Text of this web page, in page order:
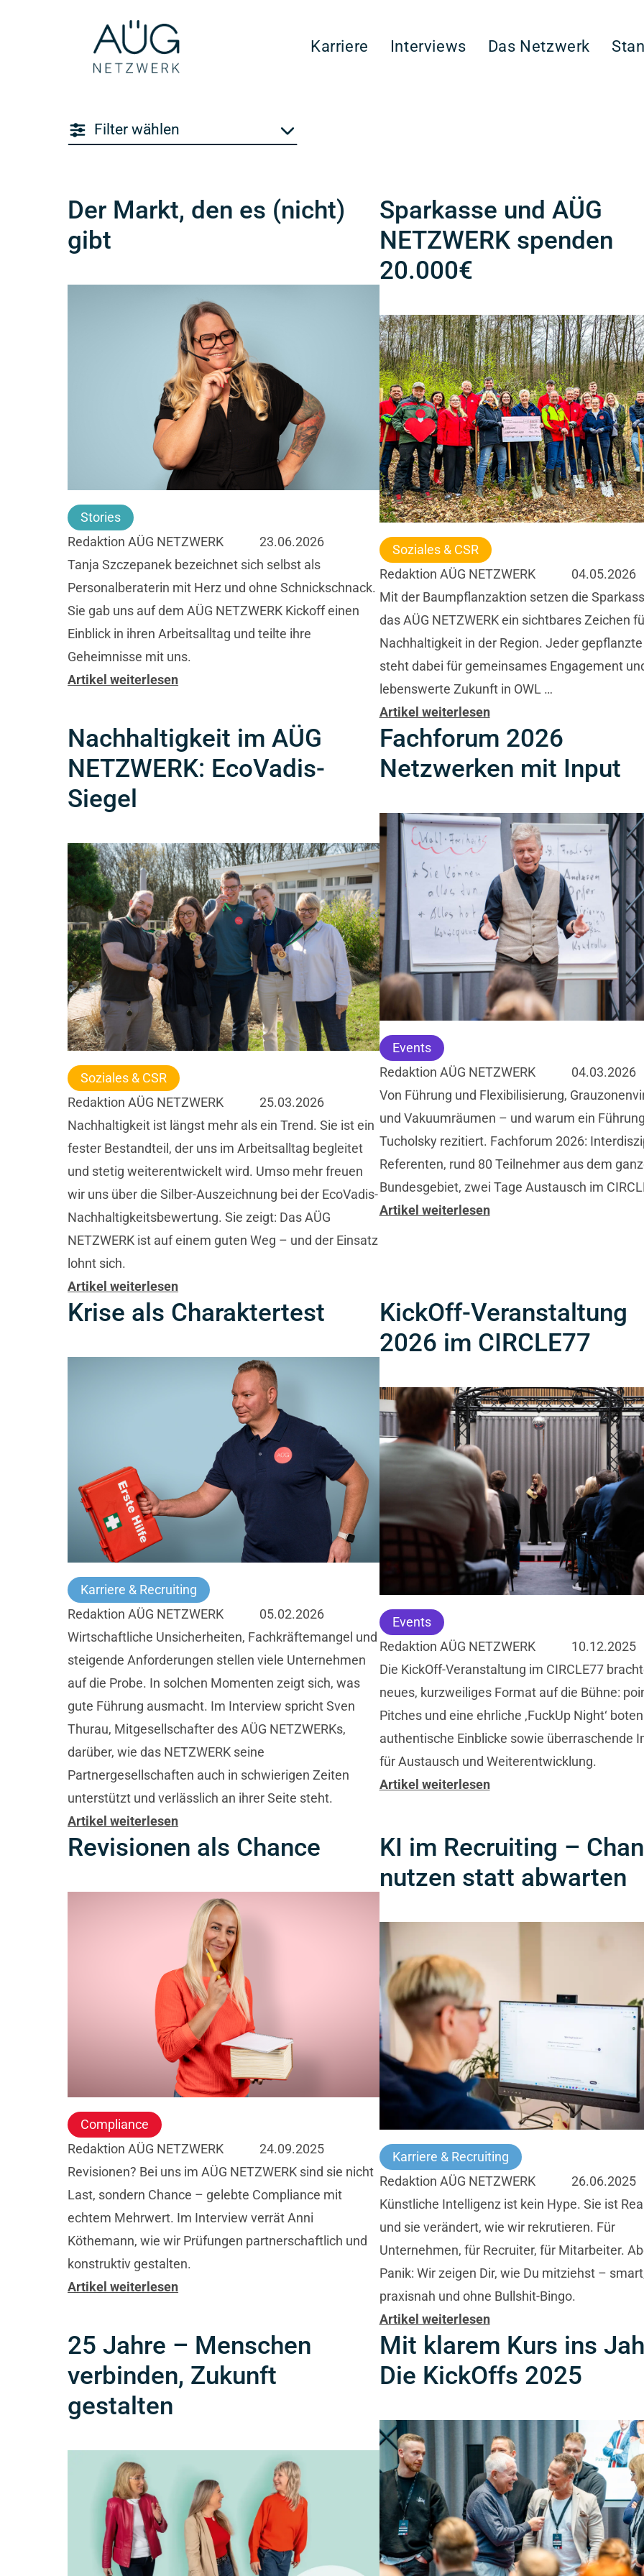
Karriere Interviews Das Netzwerk
Filter wählen
Der Markt, den es (nicht)
gibt
Stories
Redaktion AÜG NETZWERK
23.06.2026
Tanja Szczepanek bezeichnet sich selbst als
Personalberaterin mit Herz und ohne Schnickschnack.
Sie gab uns auf dem AÜG NETZWERK Kickoff einen
Einblick in ihren Arbeitsalltag und teilte ihre
Geheimnisse mit uns.
Artikel weiterlesen
Sparkasse und AÜG
NETZWERK spenden
20.000€
Soziales & CSR
Redaktion AÜG NETZWERK
04.05.2026
Mit der Baumpflanzaktion setzen die
das AÜG NETZWERK ein sichtbares Zeichen
Nachhaltigkeit in der Region. Jeder
steht dabei für gemeinsames Engagement
lebenswerte Zukunft in OWL …
Artikel weiterlesen
Nachhaltigkeit im AÜG
NETZWERK: EcoVadis-
Siegel​
Soziales & CSR
Redaktion AÜG NETZWERK
25.03.2026
Nachhaltigkeit ist längst mehr als ein Trend. Sie ist ein
fester Bestandteil, der uns im Arbeitsalltag begleitet
und stetig weiterentwickelt wird. Umso mehr freuen
wir uns über die Silber-Auszeichnung bei der EcoVadis-
Nachhaltigkeitsbewertung. Sie zeigt: Das AÜG
NETZWERK ist auf einem guten Weg – und der Einsatz
lohnt sich.
Artikel weiterlesen
Fachforum 2026
Netzwerken mit Input
Events
Redaktion AÜG NETZWERK
04.03.2026
Von Führung und Flexibilisierung,
und Vakuumräumen – und warum ein
Tucholsky rezitiert. Fachforum 2026:
Referenten, rund 80 Teilnehmer aus dem
Bundesgebiet, zwei Tage Austausch im
Artikel weiterlesen
Krise als Charaktertest
Karriere & Recruiting
Redaktion AÜG NETZWERK
05.02.2026
Wirtschaftliche Unsicherheiten, Fachkräftemangel und
steigende Anforderungen stellen viele Unternehmen
auf die Probe. In solchen Momenten zeigt sich, was
gute Führung ausmacht. Im Interview spricht Sven
Thurau, Mitgesellschafter des AÜG NETZWERKs,
darüber, wie das NETZWERK seine
Partnergesellschaften auch in schwierigen Zeiten
unterstützt und verlässlich an ihrer Seite steht.
Artikel weiterlesen
KickOff-Veranstaltung
2026 im CIRCLE77
Events
Redaktion AÜG NETZWERK
10.12.2025
Die KickOff-Veranstaltung im CIRCLE77
neues, kurzweiliges Format auf die Bühne:
Pitches und eine ehrliche ‚FuckUp Night‘ boten
authentische Einblicke sowie überraschende
für Austausch und Weiterentwicklung.
Artikel weiterlesen
Revisionen als Chance
Compliance
Redaktion AÜG NETZWERK
24.09.2025
Revisionen? Bei uns im AÜG NETZWERK sind sie nicht
Last, sondern Chance – gelebte Compliance mit
echtem Mehrwert. Im Interview verrät Anni
Köthemann, wie wir Prüfungen partnerschaftlich und
konstruktiv gestalten.
Artikel weiterlesen
KI im Recruiting –
nutzen statt abwarten
Karriere & Recruiting
Redaktion AÜG NETZWERK
26.06.2025
Künstliche Intelligenz ist kein Hype. Sie ist
und sie verändert, wie wir rekrutieren. Für
Unternehmen, für Recruiter, für Mitarbeiter.
Panik: Wir zeigen Dir, wie Du mitziehst –
praxisnah und ohne Bullshit-Bingo.
Artikel weiterlesen
25 Jahre – Menschen
verbinden, Zukunft
gestalten
Mit klarem Kurs ins
Die KickOffs 2025